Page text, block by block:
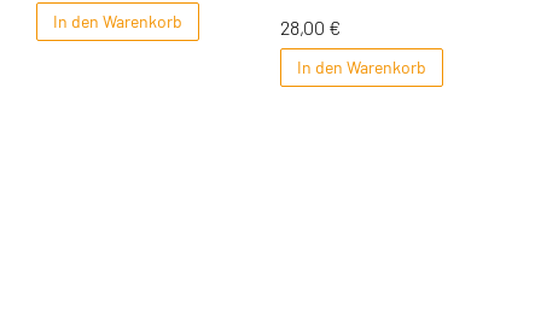
In den Warenkorb
28,00 €
In den Warenkorb